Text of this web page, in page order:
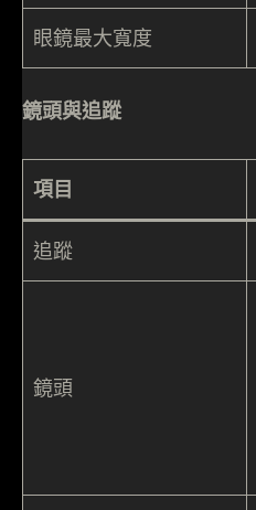
眼鏡最大寬度
鏡頭與追蹤
項目
追蹤
鏡頭